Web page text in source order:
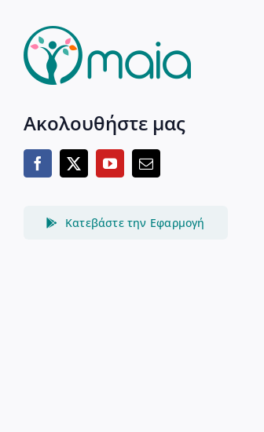
Ακολουθήστε μας
Κατεβάστε την Εφαρμογή